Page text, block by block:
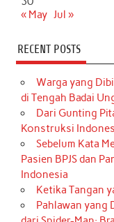
« May Jul »
RECENT POSTS
Warga yang
di Tengah Badai
Dari Gunting
Konstruksi
Sebelum Kata
Pasien BPJS dan
Indonesia
Ketika Tangan
Pahlawan yang